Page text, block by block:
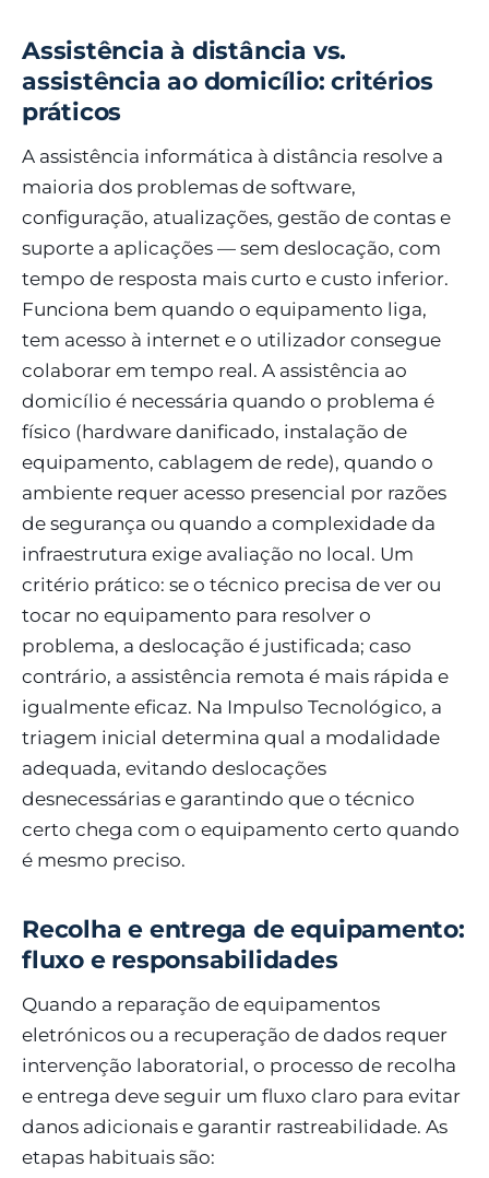
Assistência à distância vs.
assistência ao domicílio: critérios
práticos
A assistência informática à distância resolve a
maioria dos problemas de software,
configuração, atualizações, gestão de contas e
suporte a aplicações — sem deslocação, com
tempo de resposta mais curto e custo inferior.
Funciona bem quando o equipamento liga,
tem acesso à internet e o utilizador consegue
colaborar em tempo real. A assistência ao
domicílio é necessária quando o problema é
físico (hardware danificado, instalação de
equipamento, cablagem de rede), quando o
ambiente requer acesso presencial por razões
de segurança ou quando a complexidade da
infraestrutura exige avaliação no local. Um
critério prático: se o técnico precisa de ver ou
tocar no equipamento para resolver o
problema, a deslocação é justificada; caso
contrário, a assistência remota é mais rápida e
igualmente eficaz. Na Impulso Tecnológico, a
triagem inicial determina qual a modalidade
adequada, evitando deslocações
desnecessárias e garantindo que o técnico
certo chega com o equipamento certo quando
é mesmo preciso.
Recolha e entrega de equipamento:
fluxo e responsabilidades
Quando a reparação de equipamentos
eletrónicos ou a recuperação de dados requer
intervenção laboratorial, o processo de recolha
e entrega deve seguir um fluxo claro para evitar
danos adicionais e garantir rastreabilidade. As
etapas habituais são: